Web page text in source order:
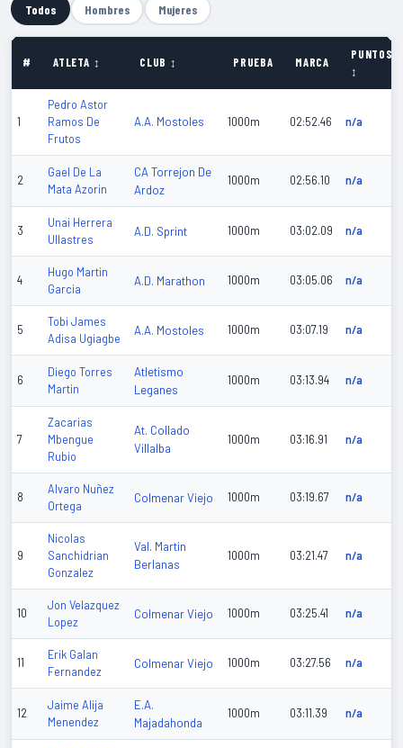
Todos Hombres Mujeres
# ATLETA ↕ CLUB ↕ PRUEBA MARCA
PUNTOS
↕
1
Pedro Astor
Ramos De
Frutos
A.A. Mostoles 1000m 02:52.46 n/a
2
Gael De La
Mata Azorin
CA Torrejon De
Ardoz
1000m 02:56.10 n/a
3
Unai Herrera
Ullastres
A.D. Sprint 1000m 03:02.09 n/a
4
Hugo Martin
Garcia
A.D. Marathon 1000m 03:05.06 n/a
5
Tobi James
Adisa Ugiagbe
A.A. Mostoles 1000m 03:07.19 n/a
6
Diego Torres
Martin
Atletismo
Leganes
1000m 03:13.94 n/a
7
Zacarias
Mbengue
Rubio
At. Collado
Villalba
1000m 03:16.91 n/a
8
Alvaro Nuñez
Ortega
Colmenar Viejo 1000m 03:19.67 n/a
9
Nicolas
Sanchidrian
Gonzalez
Val. Martin
Berlanas
1000m 03:21.47 n/a
10
Jon Velazquez
Lopez
Colmenar Viejo 1000m 03:25.41 n/a
11
Erik Galan
Fernandez
Colmenar Viejo 1000m 03:27.56 n/a
12
Jaime Alija
Menendez
E.A.
Majadahonda
1000m 03:11.39 n/a